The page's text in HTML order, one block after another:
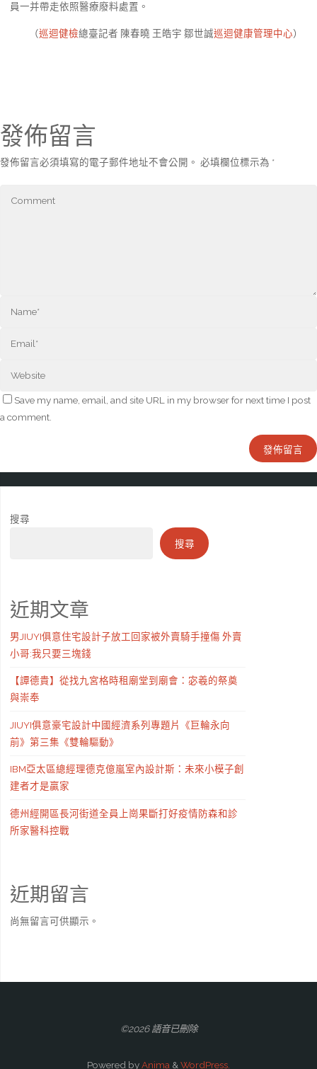
員一并帶走依照醫療廢料處置。
（巡迴健檢總臺記者 陳春曉 王皓宇 鄒世誠巡迴健康管理中心）
發佈留言
發佈留言必須填寫的電子郵件地址不會公開。 必填欄位標示為 *
Save my name, email, and site URL in my browser for next time I post
a comment.
搜尋
搜尋
近期文章
男JIUYI俱意住宅設計子放工回家被外賣騎手撞傷 外賣
小哥:我只要三塊錢
【譚德貴】從找九宮格時租廟堂到廟會：宓羲的祭奠
與崇奉
JIUYI俱意豪宅設計中國經濟系列專題片《巨輪永向
前》第三集《雙輪驅動》
IBM亞太區總經理德克億嵐室內設計斯：未來小模子創
建者才是贏家
德州經開區長河街道全員上崗果斷打好疫情防森和診
所家醫科控戰
近期留言
尚無留言可供顯示。
©2026 語音已刪除
Powered byAnima & WordPress.